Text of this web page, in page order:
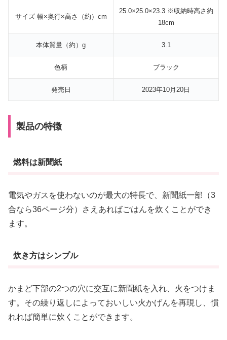
サイズ 幅×奥行×高さ（約）cm
25.0×25.0×23.3 ※収納時高さ約
18cm
本体質量（約）g 3.1
色柄 ブラック
発売日 2023年10月20日
製品の特徴
燃料は新聞紙
電気やガスを使わないのが最大の特長で、新聞紙一部（3
合なら36ページ分）さえあればごはんを炊くことができ
ます。
炊き方はシンプル
かまど下部の2つの穴に交互に新聞紙を入れ、火をつけま
す。その繰り返しによっておいしい火かげんを再現し、慣
れれば簡単に炊くことができます。